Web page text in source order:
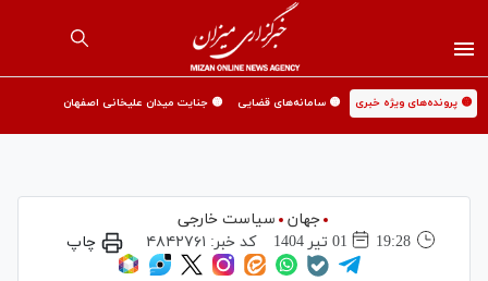
🟡 پرونده‌های ویژه خبری 🟡 سامانه‌های قضایی 🟡 جنایت میدان علیخانی اصفهان
جهان
سیاست خارجی
19:28
01 تير 1404 کد خبر: ۴۸۴۲۷۶۱ چاپ